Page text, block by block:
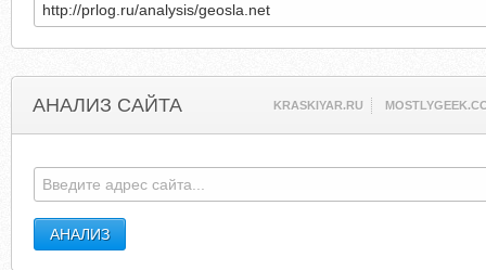
АНАЛИЗ САЙТА KRASKIYAR.RU